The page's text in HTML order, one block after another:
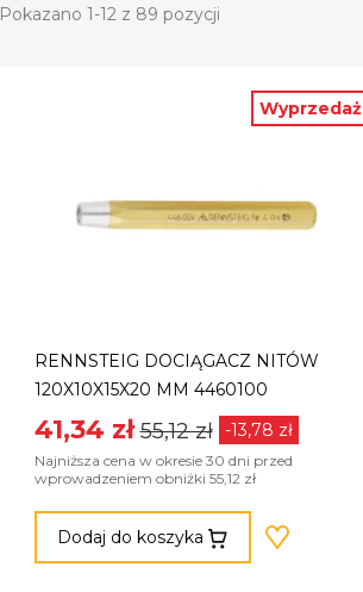
Pokazano 1-12 z 89 pozycji
Wyprzedaż
RENNSTEIG DOCIĄGACZ NITÓW
120X10X15X20 MM 4460100
41,34 zł 55,12 zł -13,78 zł
Najniższa cena w okresie 30 dni przed
wprowadzeniem obniżki 55,12 zł
Dodaj do koszyka